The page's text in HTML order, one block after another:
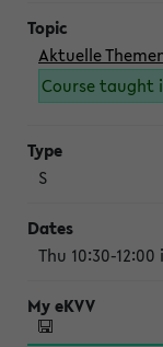
Aktuelle
Course taught
S
Thu 10:30-12:00